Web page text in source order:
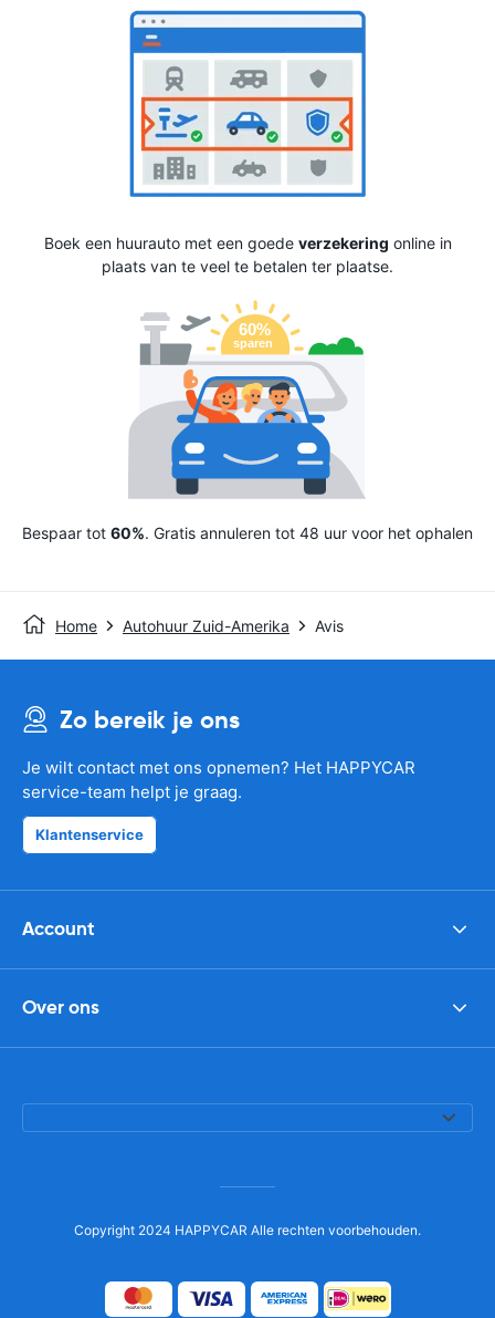
Boek een huurauto met een goede verzekering online in
plaats van te veel te betalen ter plaatse.
Bespaar tot 60%. Gratis annuleren tot 48 uur voor het ophalen
Home Autohuur Zuid-Amerika Avis
Zo bereik je ons
Je wilt contact met ons opnemen? Het HAPPYCAR
service-team helpt je graag.
Klantenservice
Account
Over ons
Copyright 2024 HAPPYCAR Alle rechten voorbehouden.